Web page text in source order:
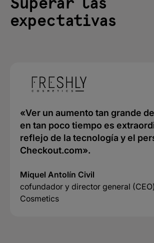
Superar las
expectativas
«Ver un aumento tan grande
en tan poco tiempo es
reflejo de la tecnología y el
Checkout.com».
Miquel Antolín Civil
cofundador y director general
Cosmetics